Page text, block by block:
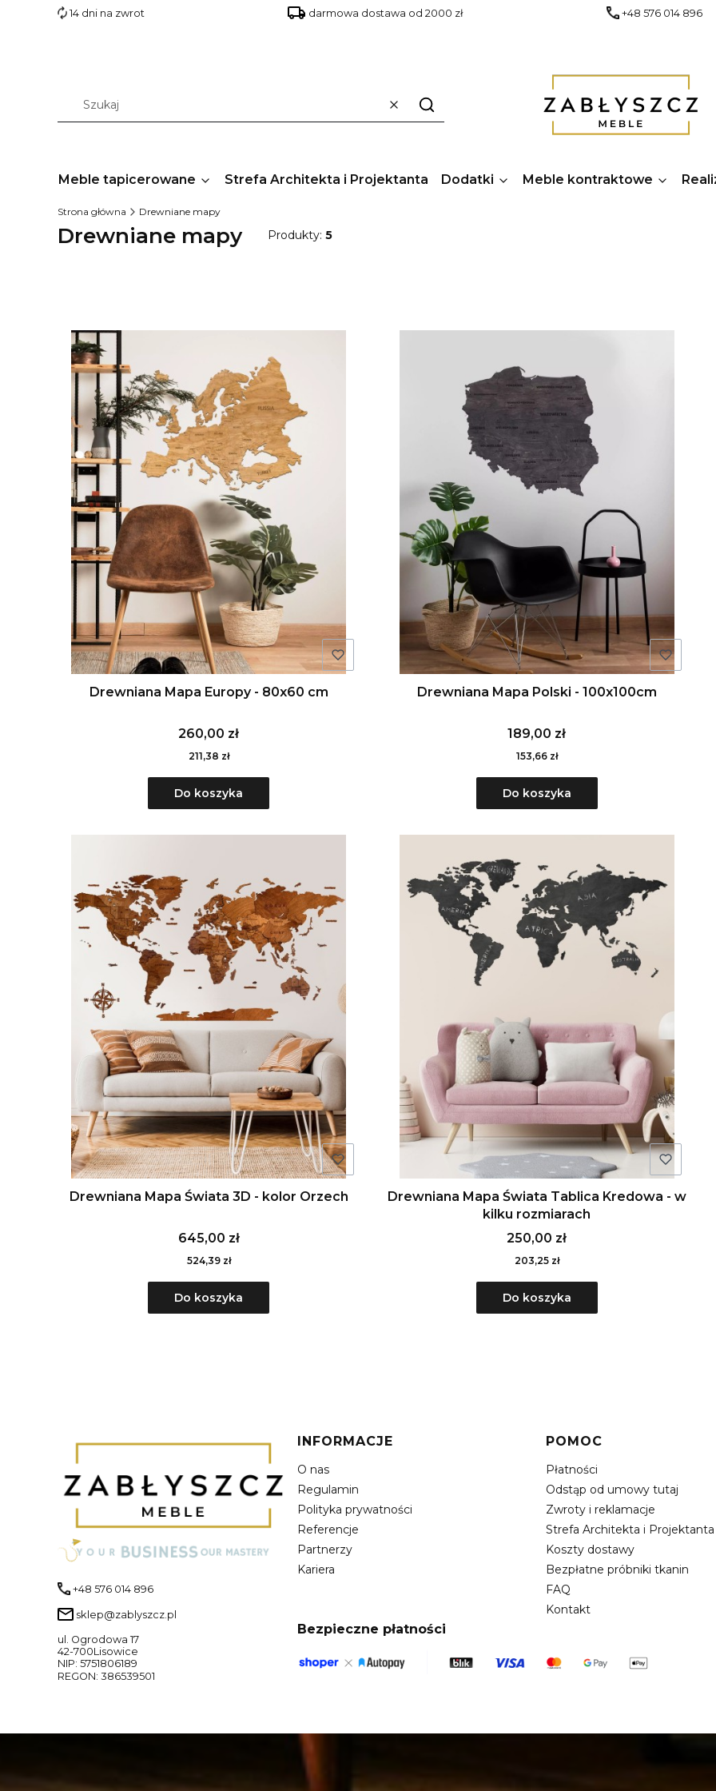
14 dni na zwrot darmowa dostawa od 2000 zł +48 576 014 896
WyczyśćSzukaj
Meble tapicerowane Strefa Architekta i Projektanta Dodatki Meble kontraktowe
Strona główna Drewniane mapy
Drewniane mapy Produkty: 5
Drewniana Mapa Europy - 80x60 cm
260,00 zł
211,38 zł
Do koszyka
Drewniana Mapa Polski - 100x100cm
189,00 zł
153,66 zł
Do koszyka
Drewniana Mapa Świata 3D - kolor Orzech
645,00 zł
524,39 zł
Do koszyka
Drewniana Mapa Świata Tablica Kredowa - w
kilku rozmiarach
250,00 zł
203,25 zł
Do koszyka
+48 576 014 896
sklep@zablyszcz.pl
ul. Ogrodowa 17
42-700Lisowice
NIP: 5751806189
REGON: 386539501
Linki w stopce
INFORMACJE
O nas
Regulamin
Polityka prywatności
Referencje
Partnerzy
Kariera
POMOC
Płatności
Odstąp od umowy tutaj
Zwroty i reklamacje
Strefa Architekta i Projektanta
Koszty dostawy
Bezpłatne próbniki tkanin
FAQ
Kontakt
Bezpieczne płatności